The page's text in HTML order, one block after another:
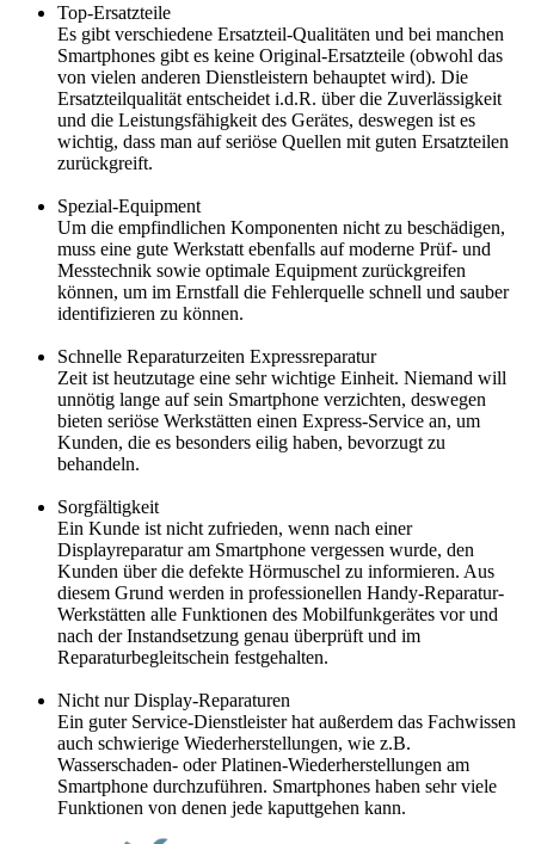
Top-Ersatzteile
Es gibt verschiedene Ersatzteil-Qualitäten und bei manchen
Smartphones gibt es keine Original-Ersatzteile (obwohl das
von vielen anderen Dienstleistern behauptet wird). Die
Ersatzteilqualität entscheidet i.d.R. über die Zuverlässigkeit
und die Leistungsfähigkeit des Gerätes, deswegen ist es
wichtig, dass man auf seriöse Quellen mit guten Ersatzteilen
zurückgreift.
Spezial-Equipment
Um die empfindlichen Komponenten nicht zu beschädigen,
muss eine gute Werkstatt ebenfalls auf moderne Prüf- und
Messtechnik sowie optimale Equipment zurückgreifen
können, um im Ernstfall die Fehlerquelle schnell und sauber
identifizieren zu können.
Schnelle Reparaturzeiten Expressreparatur
Zeit ist heutzutage eine sehr wichtige Einheit. Niemand will
unnötig lange auf sein Smartphone verzichten, deswegen
bieten seriöse Werkstätten einen Express-Service an, um
Kunden, die es besonders eilig haben, bevorzugt zu
behandeln.
Sorgfältigkeit
Ein Kunde ist nicht zufrieden, wenn nach einer
Displayreparatur am Smartphone vergessen wurde, den
Kunden über die defekte Hörmuschel zu informieren. Aus
diesem Grund werden in professionellen Handy-Reparatur-
Werkstätten alle Funktionen des Mobilfunkgerätes vor und
nach der Instandsetzung genau überprüft und im
Reparaturbegleitschein festgehalten.
Nicht nur Display-Reparaturen
Ein guter Service-Dienstleister hat außerdem das Fachwissen
auch schwierige Wiederherstellungen, wie z.B.
Wasserschaden- oder Platinen-Wiederherstellungen am
Smartphone durchzuführen. Smartphones haben sehr viele
Funktionen von denen jede kaputtgehen kann.